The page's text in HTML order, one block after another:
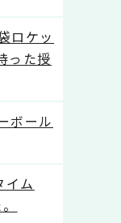
ケッ
った授
ール
イム